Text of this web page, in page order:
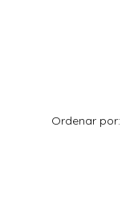
Ordenar por: